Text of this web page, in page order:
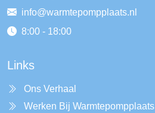
info@warmtepompplaats.nl
8:00 - 18:00
Links
Ons Verhaal
Werken Bij Warmtepompplaats